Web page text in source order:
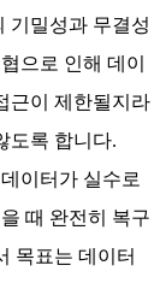
기밀성과 무결성
으로 인해 데이
근이 제한될지라
도록 합니다.
이터가 실수로
때 완전히 복구
목표는 데이터